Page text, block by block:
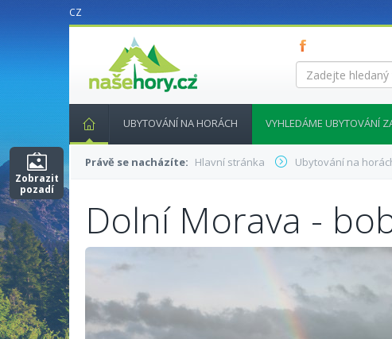
CZ
nasehory.cz
Zadejte
hledaný
UBYTOVÁNÍ NA HORÁCH VYHLEDÁME UBYTOVÁNÍ
Právě se nacházíte: Hlavní stránka Ubytování na
Dolní Morava -
Zobrazit
pozadí